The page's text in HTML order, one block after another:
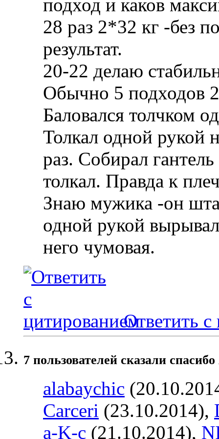
подход и каков
28 раз 2*32 кг -без
результат.
20-22 делаю
Обычно 5 подходов
Баловался толчком
Толкал одной рукой
раз. Собирал
толкал. Правда к
Знаю мужика -он
одной рукой
него чумовая.
Ответить с
7 пользователей сказали
alabaychic
Carceri (23.10.2014),
a-K-c (21.10.2014),